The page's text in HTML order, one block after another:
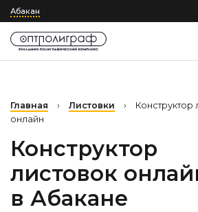
Абакан
Главная › Листовки ›
Конструктор
онлайн
Конструктор
листовок
в Абакане